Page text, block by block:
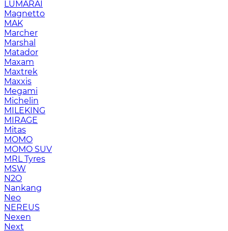
LUMARAI
Magnetto
MAK
Marcher
Marshal
Matador
Maxam
Maxtrek
Maxxis
Megami
Michelin
MILEKING
MIRAGE
Mitas
MOMO
MOMO SUV
MRL Tyres
MSW
N2O
Nankang
Neo
NEREUS
Nexen
Next